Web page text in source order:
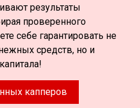
результаты
проверенного
себе гарантировать не
средств, но и
капперов